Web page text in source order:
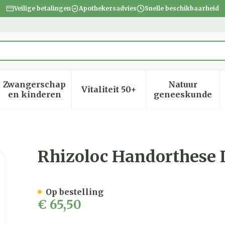
Veilige betalingen Apothekersadvies Snelle beschikbaarheid
verzorging en hygiëne categorie
voor Dieet, voeding en vitamines categorie
Zwangerschap
en kinderenToon submenu voor Zwangerschap en
Vitaliteit 50+Toon submenu voor
Natuur
geneeskunde
Toon
T2Rhizoloc Handorthese
€ 65,50
Op bestelling